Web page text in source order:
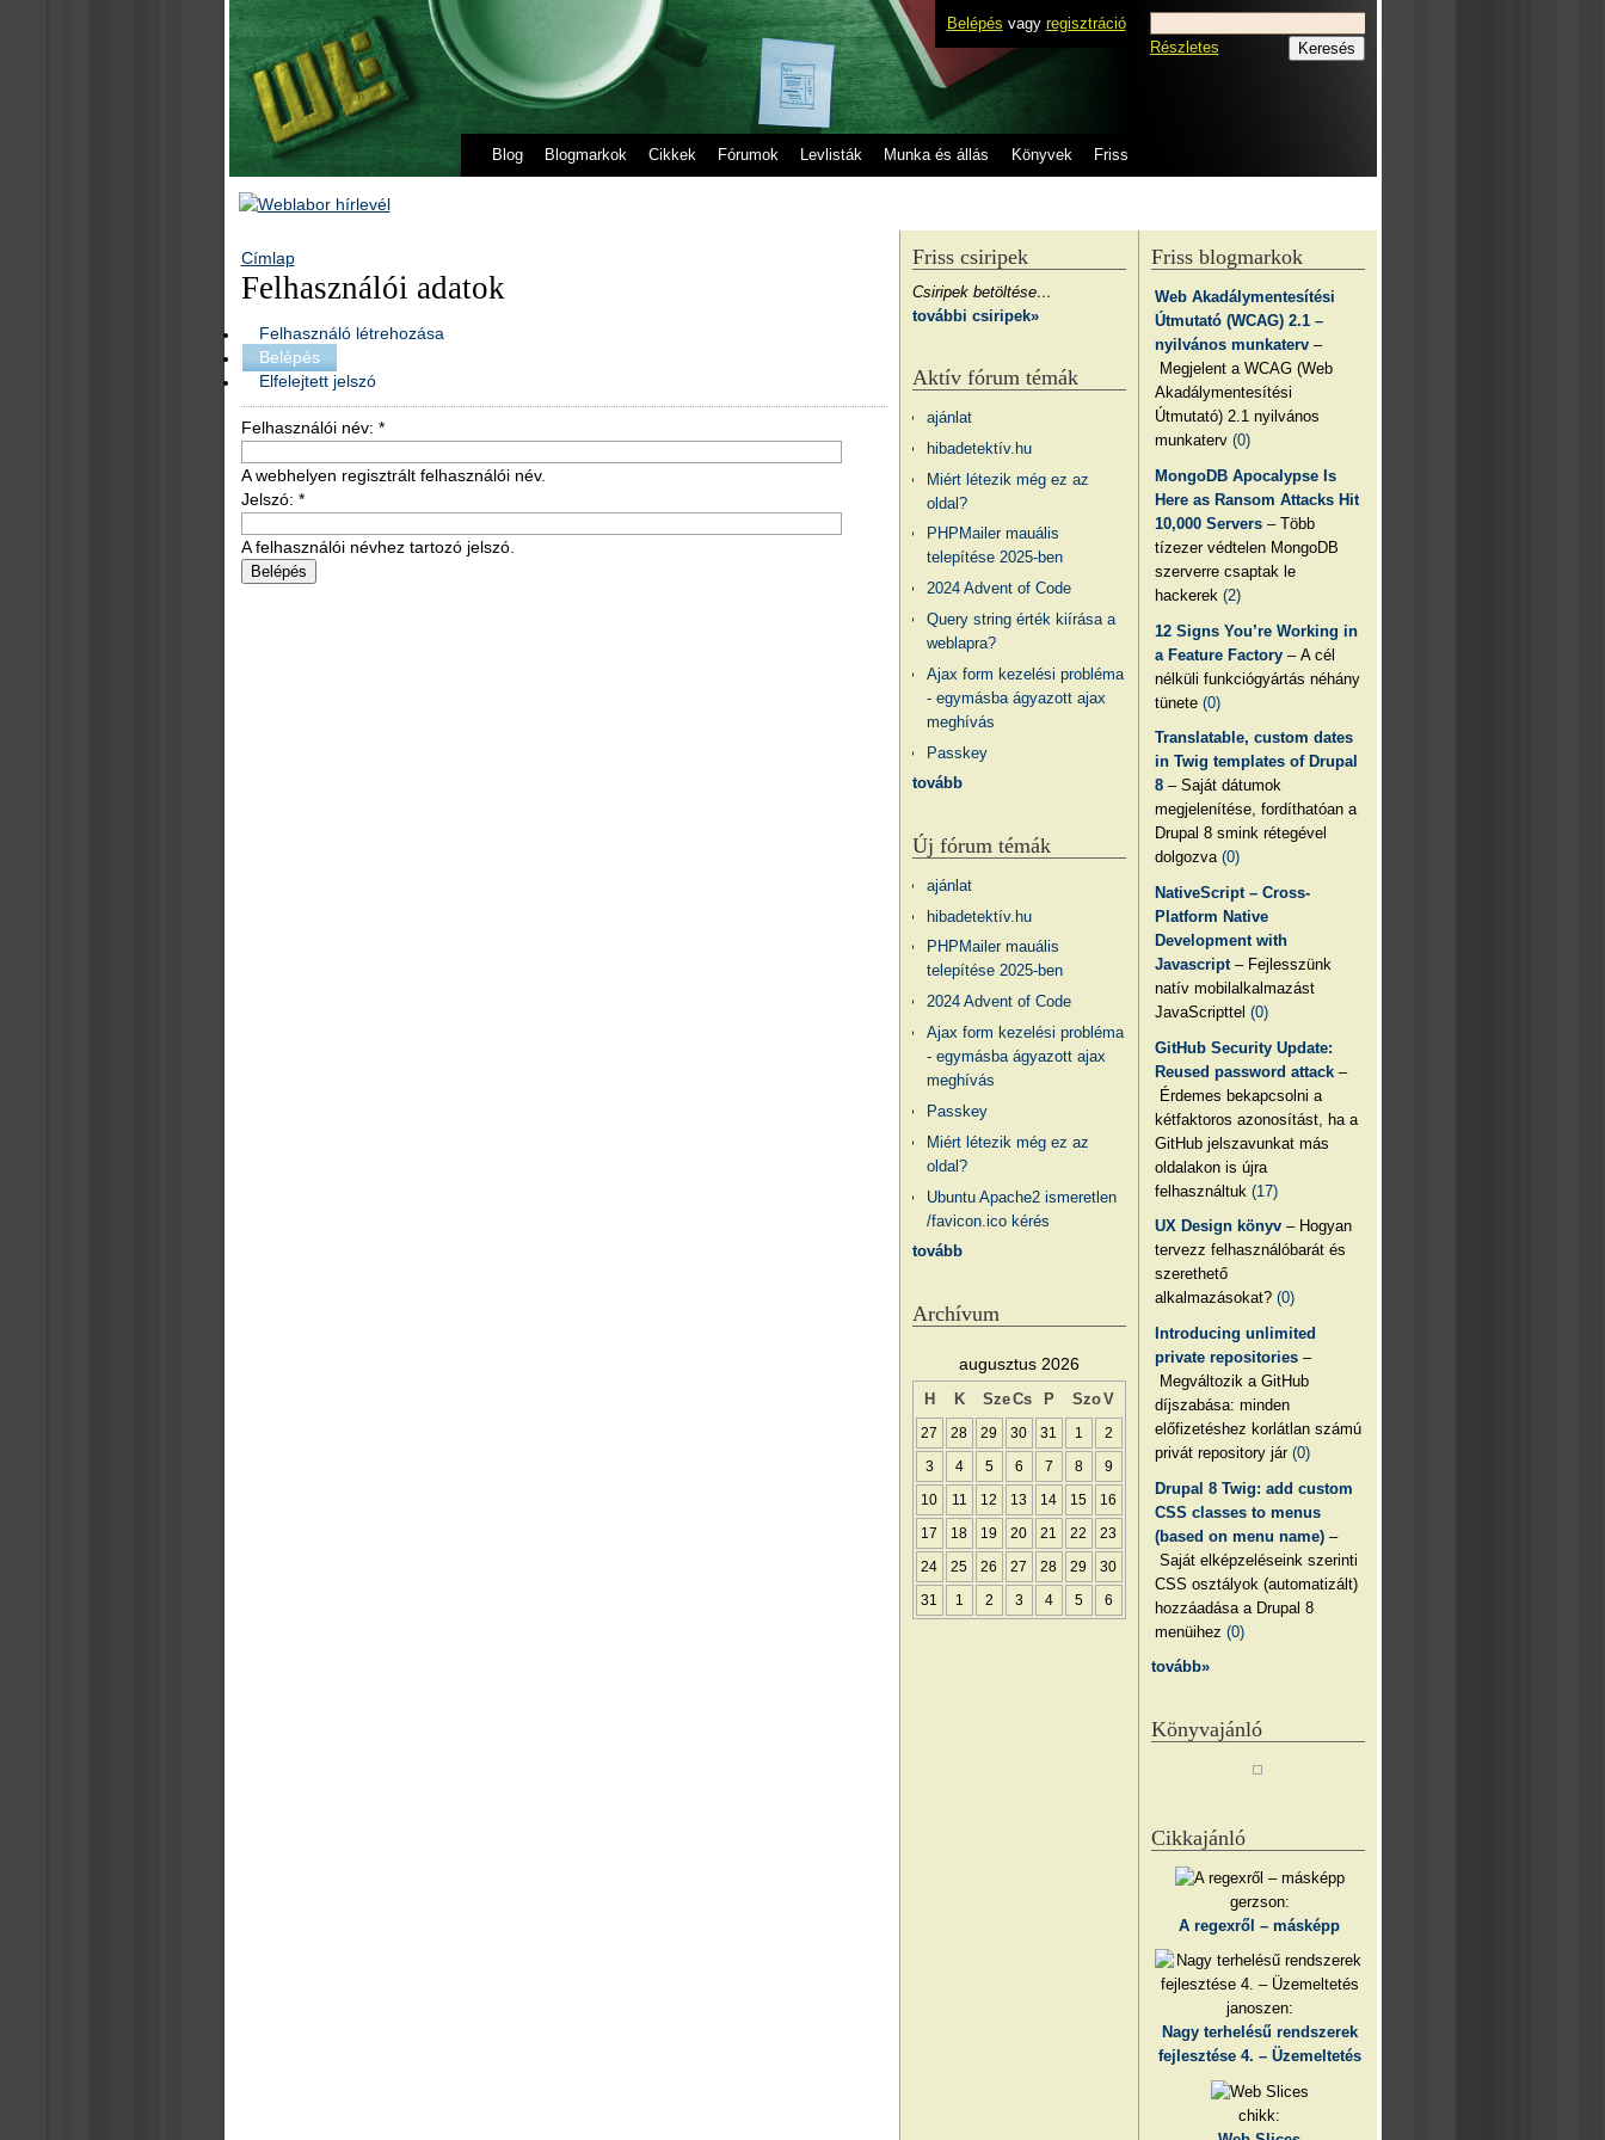
Belépés vagy regisztráció
Blog Blogmarkok Cikkek Fórumok Levlisták Munka és állás Könyvek Friss
Részletes
Címlap
Felhasználói adatok
Felhasználó létrehozása
Belépés
Elfelejtett jelszó
Felhasználói név: *
A webhelyen regisztrált felhasználói név.
Jelszó: *
A felhasználói névhez tartozó jelszó.
Friss blogmarkok
Web Akadálymentesítési
Útmutató (WCAG) 2.1 –
nyilvános munkaterv –
Megjelent a WCAG (Web
Akadálymentesítési
Útmutató) 2.1 nyilvános
munkaterv(0)
MongoDB Apocalypse Is
Here as Ransom Attacks Hit
10,000 Servers – Több
tízezer védtelen MongoDB
szerverre csaptak le
hackerek(2)
12 Signs You’re Working in
a Feature Factory – A cél
nélküli funkciógyártás néhány
tünete(0)
Translatable, custom dates
in Twig templates of Drupal
8 – Saját dátumok
megjelenítése, fordíthatóan a
Drupal 8 smink rétegével
dolgozva(0)
NativeScript – Cross-
Platform Native
Development with
Javascript – Fejlesszünk
natív mobilalkalmazást
JavaScripttel(0)
GitHub Security Update:
Reused password attack –
Érdemes bekapcsolni a
kétfaktoros azonosítást, ha a
GitHub jelszavunkat más
oldalakon is újra
felhasználtuk(17)
UX Design könyv – Hogyan
tervezz felhasználóbarát és
szerethető
alkalmazásokat?(0)
Introducing unlimited
private repositories –
Megváltozik a GitHub
díjszabása: minden
előfizetéshez korlátlan számú
privát repository jár(0)
Drupal 8 Twig: add custom
CSS classes to menus
(based on menu name) –
Saját elképzeléseink szerinti
CSS osztályok (automatizált)
hozzáadása a Drupal 8
menüihez(0)
tovább»
Könyvajánló
Cikkajánló
gerzson:
A regexről – másképp
janoszen:
Nagy terhelésű rendszerek
fejlesztése 4. – Üzemeltetés
chikk:
Friss csiripek
Csiripek betöltése…
további csiripek»
Aktív fórum témák
ajánlat
hibadetektív.hu
Miért létezik még ez az
oldal?
PHPMailer mauális
telepítése 2025-ben
2024 Advent of Code
Query string érték kiírása a
weblapra?
Ajax form kezelési probléma
- egymásba ágyazott ajax
meghívás
Passkey
tovább
Új fórum témák
ajánlat
hibadetektív.hu
PHPMailer mauális
telepítése 2025-ben
2024 Advent of Code
Ajax form kezelési probléma
- egymásba ágyazott ajax
meghívás
Passkey
Miért létezik még ez az
oldal?
Ubuntu Apache2 ismeretlen
/favicon.ico kérés
tovább
Archívum
augusztus 2026
H K SzeCs P SzoV
27 28 29 30 31 1 2
3 4 5 6 7 8 9
10 11 12 13 14 15 16
17 18 19 20 21 22 23
24 25 26 27 28 29 30
31 1 2 3 4 5 6